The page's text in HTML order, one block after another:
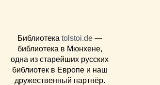
Библиотека tolstoi.de—
библиотека в Мюнхене,
одна из старейших русских
библиотек в Европе и наш
дружественный партнёр.